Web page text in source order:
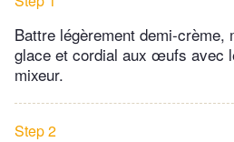
Battre légèrement demi-crème,
glace et cordial aux œufs avec
mixeur.
Step 2